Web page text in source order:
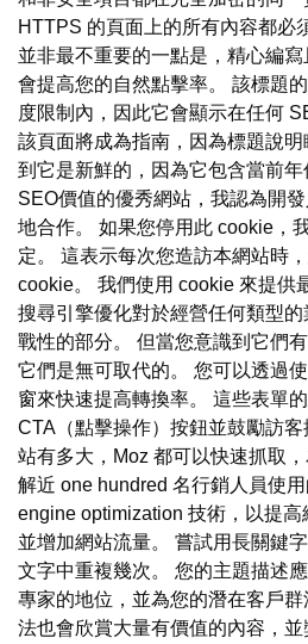
HTTPS 的頁面上的所有內容都必
並非最不重要的一點是，精心編
會提高您的自然點擊率。 該標題
度限制內，因此它會顯示在任何
該頁面將成為指南，因為標題說
到它是新鮮的，因為它包含當前
SEO價值的優秀網站，我認為開
地合作。 如果您停用此 cookie，
定。 這表示每次您造訪本網站時
cookie。 我們使用 cookie 來提供
搜尋引擎優化對於經營任何類型
戰性的部分。 但當您意識到它們
它們是無可取代的。 您可以透過
窗來快速提高轉換率。 這些表單
CTA（點擊操作）按鈕並鼓勵訪
站有多大，Moz 都可以快速抓取
解近 one hundred 名行銷人員使
engine optimization 技術，以提
並增加網站流量。 嘗試用長關鍵
文字中重複幾次。 您的主題描述
專家的地位，並為您的潛在客戶
法也會欣賞大量有價值的內容，